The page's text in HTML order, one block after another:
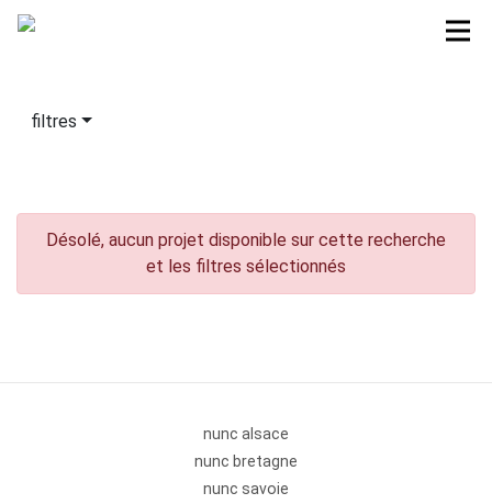
filtres
Désolé, aucun projet disponible sur cette recherche
et les filtres sélectionnés
nunc alsace
nunc bretagne
nunc savoie